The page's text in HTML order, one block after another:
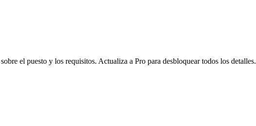
el puesto y los requisitos. Actualiza a Pro para desbloquear todos los detalles.